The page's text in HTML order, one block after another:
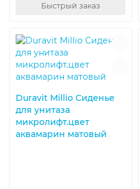
Быстрый заказ
Duravit Millio Сиденье
для унитаза
микролифт.цвет
аквамарин матовый